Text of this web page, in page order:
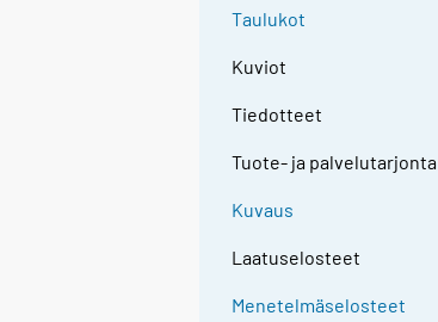
Taulukot
Kuviot
Tiedotteet
Tuote- ja palvelutarjonta
Kuvaus
Laatuselosteet
Menetelmäselosteet